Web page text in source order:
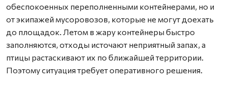
обеспокоенных переполненными контейнерами, но и
от экипажей мусоровозов, которые не могут доехать
до площадок. Летом в жару контейнеры быстро
заполняются, отходы источают неприятный запах, а
птицы растаскивают их по ближайшей территории.
Поэтому ситуация требует оперативного решения.